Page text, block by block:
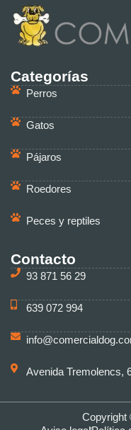
Categorías
Perros
Gatos
Pájaros
Roedores
Peces y reptiles
Contacto
93 871 56 29
639 072 994
Avenida Tremolencs,
Copyright